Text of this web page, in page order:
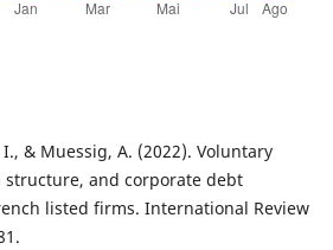
& Muessig, A. (2022). Voluntary
and corporate debt
listed firms. International Review